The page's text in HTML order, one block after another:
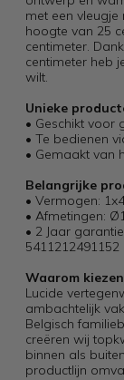
met een vleugje
hoogte van 25
centimeter.
centimeter heb
wilt.
Unieke
• Geschikt voor
• Te bedienen
• Gemaakt van
Belangrijke
• Vermogen:
• Afmetingen:
• 2 Jaar
5411212491152
Waarom
Lucide
ambachtelijk
Belgisch
creëren wij
binnen als
productlijn